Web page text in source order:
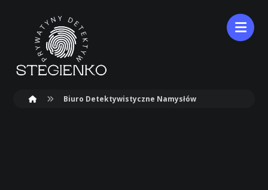
Biuro Detektywistyczne Namysłów